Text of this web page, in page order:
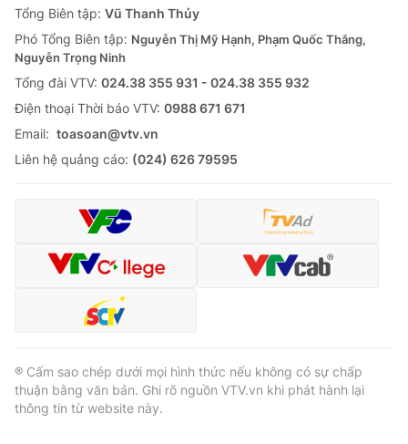
Tổng Biên tập: Vũ Thanh Thủy
Phó Tổng Biên tập: Nguyễn Thị Mỹ Hạnh, Phạm Quốc Thắng,
Nguyễn Trọng Ninh
Tổng đài VTV: 024.38 355 931 - 024.38 355 932
Ðiện thoại Thời báo VTV: 0988 671 671
Email: toasoan@vtv.vn
Liên hệ quảng cáo: (024) 626 79595
® Cấm sao chép dưới mọi hình thức nếu không có sự chấp
thuận bằng văn bản. Ghi rõ nguồn VTV.vn khi phát hành lại
thông tin từ website này.